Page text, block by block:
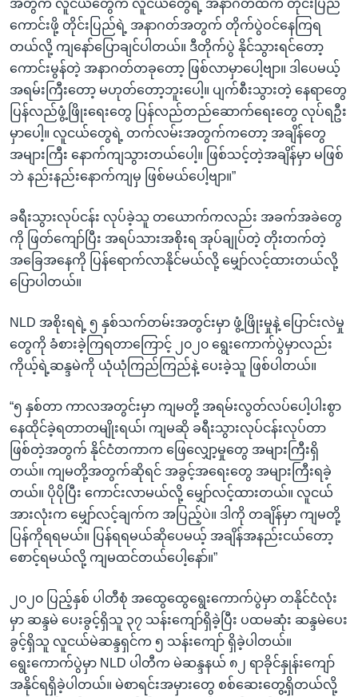
အတွက် လူငယ်တွေက လူငယ်တွေရဲ့ အနာဂတ်ထက် တိုင်းပြည်
ကောင်းဖို့ တိုင်းပြည်ရဲ့ အနာဂတ်အတွက် တိုက်ပွဲဝင်နေကြရ
တယ်လို့ ကျနော်ပြောချင်ပါတယ်။ ဒီတိုက်ပွဲ နိုင်သွားရင်တော့
ကောင်းမွန်တဲ့ အနာဂတ်တခုတော့ ဖြစ်လာမှာပေါ့ဗျာ။ ဒါပေမယ့်
အရမ်းကြီးတော့ မဟုတ်တော့ဘူးပေါ့။ ပျက်စီးသွားတဲ့ နေရာတွေ
ပြန်လည်ဖွံ့ဖြိုးရေးတွေ ပြန်လည်တည်ဆောက်ရေးတွေ လုပ်ရဦး
မှာပေါ့။ လူငယ်တွေရဲ့ တက်လမ်းအတွက်ကတော့ အချိန်တွေ
အများကြီး နောက်ကျသွားတယ်ပေါ့။ ဖြစ်သင့်တဲ့အချိန်မှာ မဖြစ်
ဘဲ နည်းနည်းနောက်ကျမှ ဖြစ်မယ်ပေါ့ဗျာ။”
ခရီးသွားလုပ်ငန်း လုပ်ခဲ့သူ တယောက်ကလည်း အခက်အခဲတွေ
ကို ဖြတ်ကျော်ပြီး အရပ်သားအစိုးရ အုပ်ချုပ်တဲ့ တိုးတက်တဲ့
အခြေအနေကို ပြန်ရောက်လာနိုင်မယ်လို့ မျှော်လင့်ထားတယ်လို့
ပြောပါတယ်။
NLD အစိုးရရဲ့ ၅ နှစ်သက်တမ်းအတွင်းမှာ ဖွံ့ဖြိုးမှုနဲ့ ပြောင်းလဲမှု
တွေကို ခံစားခဲ့ကြရတာကြောင့် ၂၀၂၀ ရွေးကောက်ပွဲမှာလည်း
ကိုယ့်ရဲ့ဆန္ဒမဲကို ယုံယုံကြည်ကြည်နဲ့ ပေးခဲ့သူ ဖြစ်ပါတယ်။
“၅ နှစ်တာ ကာလအတွင်းမှာ ကျမတို့ အရမ်းလွတ်လပ်ပေါ့ပါးစွာ
နေထိုင်ခဲ့ရတာတမျိုးရယ်၊ ကျမဆို ခရီးသွားလုပ်ငန်းလုပ်တာ
ဖြစ်တဲ့အတွက် နိုင်ငံတကာက ဖြေလျှော့မှုတွေ အများကြီးရှိ
တယ်။ ကျမတို့အတွက်ဆိုရင် အခွင့်အရေးတွေ အများကြီးရခဲ့
တယ်။ ပိုပိုပြီး ကောင်းလာမယ်လို့ မျှော်လင့်ထားတယ်။ လူငယ်
အားလုံးက မျှော်လင့်ချက်က အပြည့်ပဲ။ ဒါကို တချိန်မှာ ကျမတို့
ပြန်ကိုရရမယ်။ ပြန်ရရမယ်ဆိုပေမယ့် အချိန်အနည်းငယ်တော့
စောင့်ရမယ်လို့ ကျမထင်တယ်ပေါ့နော်။”
၂၀၂၀ ပြည့်နှစ် ပါတီစုံ အထွေထွေရွေးကောက်ပွဲမှာ တနိုင်ငံလုံး
မှာ ဆန္ဒမဲ ပေးခွင့်ရှိသူ ၃၇ သန်းကျော်ရှိခဲ့ပြီး ပထမဆုံး ဆန္ဒမဲပေး
ခွင့်ရှိသူ လူငယ်မဲဆန္ဒရှင်က ၅ သန်းကျော် ရှိခဲ့ပါတယ်။
ရွေးကောက်ပွဲမှာ NLD ပါတီက မဲဆန္ဒနယ် ၈၂ ရာခိုင်နှုန်းကျော်
အနိုင်ရရှိခဲ့ပါတယ်။ မဲစာရင်းအမှားတွေ စစ်ဆေးတွေ့ရှိတယ်လို့